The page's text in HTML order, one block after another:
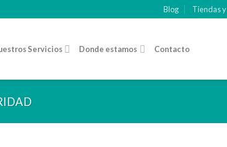
Blog Tiendas
Servicios Donde estamos Contacto